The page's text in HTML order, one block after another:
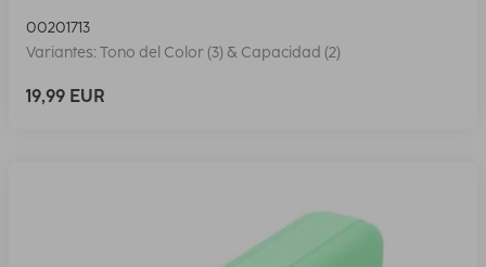
00201713
Variantes: Tono del Color (3) & Capacidad (2)
19,99 EUR